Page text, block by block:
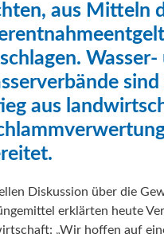
aus Mitteln
Wasser-
aus
Diskussion über die
erklärten heute
„Wir hoffen auf